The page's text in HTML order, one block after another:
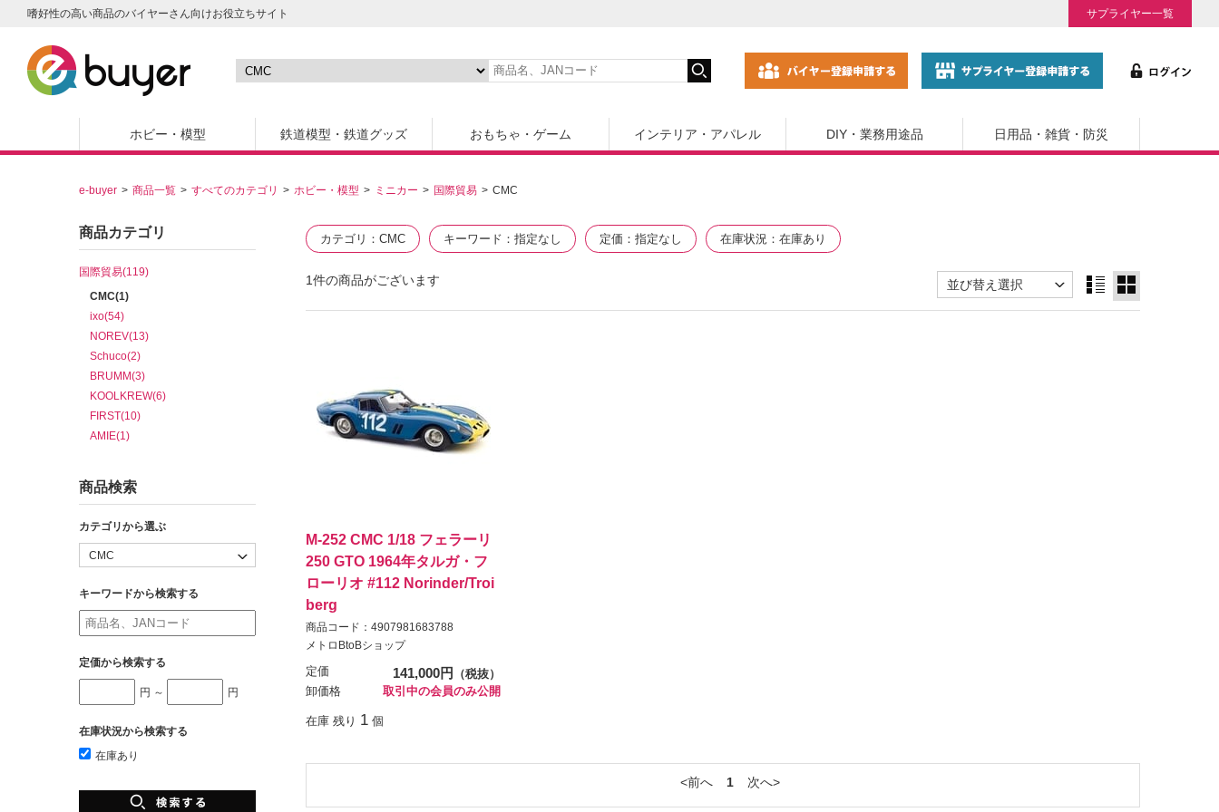
嗜好性の高い商品のバイヤーさん向けお役立ちサイト サプライヤー一覧
ホビー・模型 鉄道模型・鉄道グッズ おもちゃ・ゲーム インテリア・アパレル DIY・業務用途品 日用品・雑貨・防災
e-buyer 商品一覧 すべてのカテゴリ ホビー・模型 ミニカー 国際貿易 CMC
カテゴリ CMC キーワード 指定なし 定価 指定なし 在庫状況 在庫あり
1件の商品がございます
M-252 CMC 1/18 フェラーリ
250 GTO 1964年タルガ・フ
ローリオ #112 Norinder/Troi
berg
商品コード：4907981683788
メトロBtoBショップ
定価 141,000円
（税抜）
卸価格
取引中の会員のみ公開
在庫 残り 1 個
前へ 1 次へ
商品カテゴリ
国際貿易(119)
CMC(1)
ixo(54)
NOREV(13)
Schuco(2)
BRUMM(3)
KOOLKREW(6)
FIRST(10)
AMIE(1)
商品検索
カテゴリから選ぶ
キーワードから検索する
定価から検索する
円 ～ 円
在庫状況から検索する
在庫あり